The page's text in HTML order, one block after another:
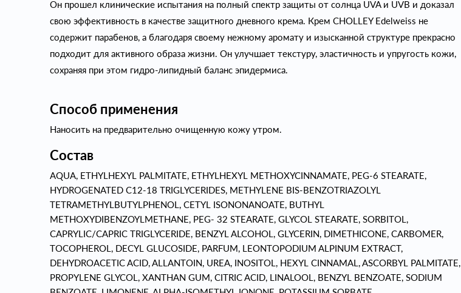
Он прошел клинические испытания на полный спектр защиты от солнца UVA и UVB и доказал
свою эффективность в качестве защитного дневного крема. Крем CHOLLEY Edelweiss не
содержит парабенов, а благодаря своему нежному аромату и изысканной структуре прекрасно
подходит для активного образа жизни. Он улучшает текстуру, эластичность и упругость кожи,
сохраняя при этом гидро-липидный баланс эпидермиса.
Способ применения
Наносить на предварительно очищенную кожу утром.
Состав
AQUA, ETHYLHEXYL PALMITATE, ETHYLHEXYL METHOXYCINNAMATE, PEG-6 STEARATE,
HYDROGENATED C12-18 TRIGLYCERIDES, METHYLENE BIS-BENZOTRIAZOLYL
TETRAMETHYLBUTYLPHENOL, CETYL ISONONANOATE, BUTHYL
METHOXYDIBENZOYLMETHANE, PEG- 32 STEARATE, GLYCOL STEARATE, SORBITOL,
CAPRYLIC/CAPRIC TRIGLYCERIDE, BENZYL ALCOHOL, GLYCERIN, DIMETHICONE, CARBOMER,
TOCOPHEROL, DECYL GLUCOSIDE, PARFUM, LEONTOPODIUM ALPINUM EXTRACT,
DEHYDROACETIC ACID, ALLANTOIN, UREA, INOSITOL, HEXYL CINNAMAL, ASCORBYL PALMITATE,
PROPYLENE GLYCOL, XANTHAN GUM, CITRIC ACID, LINALOOL, BENZYL BENZOATE, SODIUM